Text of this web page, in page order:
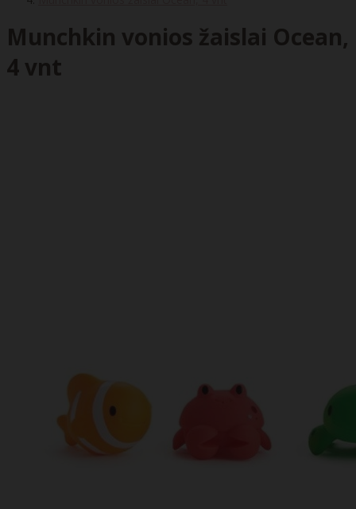
Munchkin vonios žaislai Ocean,
4 vnt